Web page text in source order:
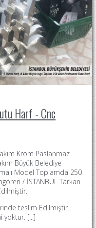
Harf - Cnc
Krom Paslanmaz
Büyük Belediye
Model Toplamda 250
/ İSTANBUL Tarkan
teslim Edilmiştir.
yoktur. [...]